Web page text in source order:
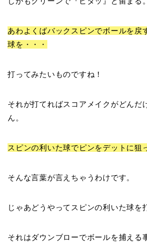
あわよくばバックスピンでボールを 戻
球を・・・
打ってみたいものですね！
それが打てればスコアメイクがどんだ
ん。
スピンの利いた球でピンをデットに狙
そんな言葉が言えちゃうわけです。
じゃあどうやってスピンの利いた球を
それはダウンブローでボールを捕える